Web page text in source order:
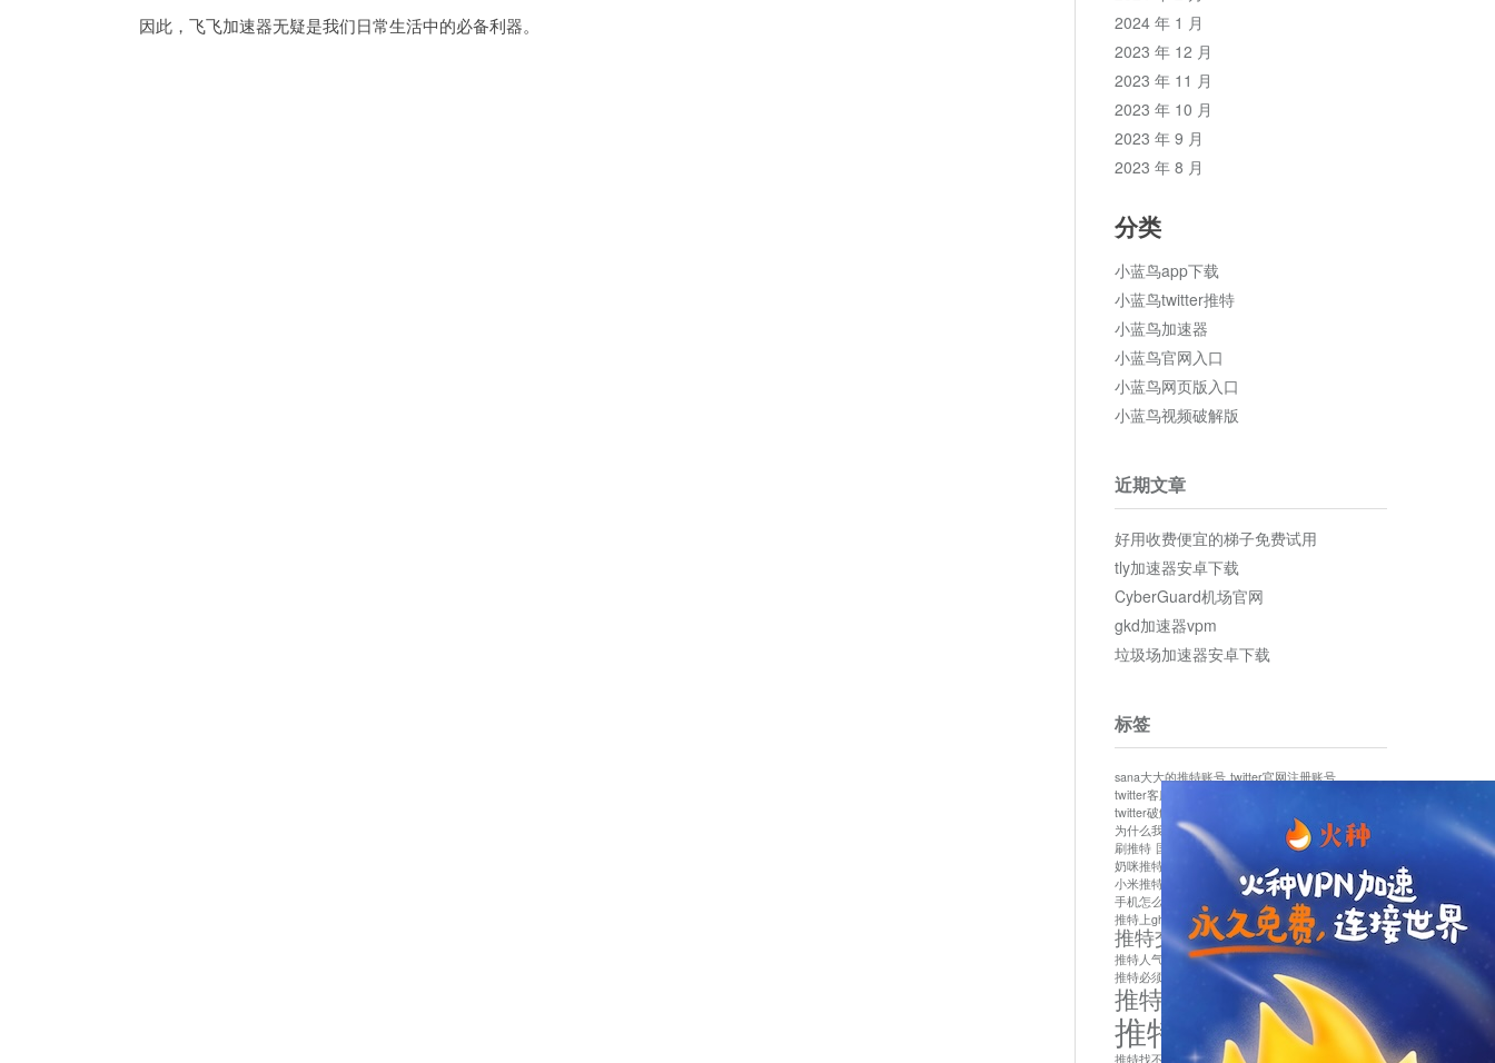
因此，飞飞加速器无疑是我们日常生活中的必备利器。
2024 年 1 月
2023 年 12 月
2023 年 11 月
2023 年 10 月
2023 年 9 月
2023 年 8 月
分类
小蓝鸟app下载
小蓝鸟twitter推特
小蓝鸟加速器
小蓝鸟官网入口
小蓝鸟网页版入口
小蓝鸟视频破解版
近期文章
好用收费便宜的梯子免费试用
tly加速器安卓下载
CyberGuard机场官网
gkd加速器vpm
垃圾场加速器安卓下载
标签
sana大大的推特账号 twitter官网注册账号
twitter客服
twitter破解版下载
为什么我推特无法保存设置
作者sana推特是什么
刷推特 国内为什么不能用twitter 国内能用twitter吗
奶咪推特
如何找回推特密码
小米推特闪退是怎么回事 怎么看推特上的视频
手机怎么注册推特账号
推特devil
推特上ghs的女博主
推特交友软件app下载
推特人气萌货小蔡头喵喵喵 推特实名制
推特必须用外网吗
推特怎么取消关联手机号
推特怎么看敏感内容苹果
推特找不到账号 推特注册必须要手机号